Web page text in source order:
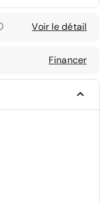
Voir le détail
Financer